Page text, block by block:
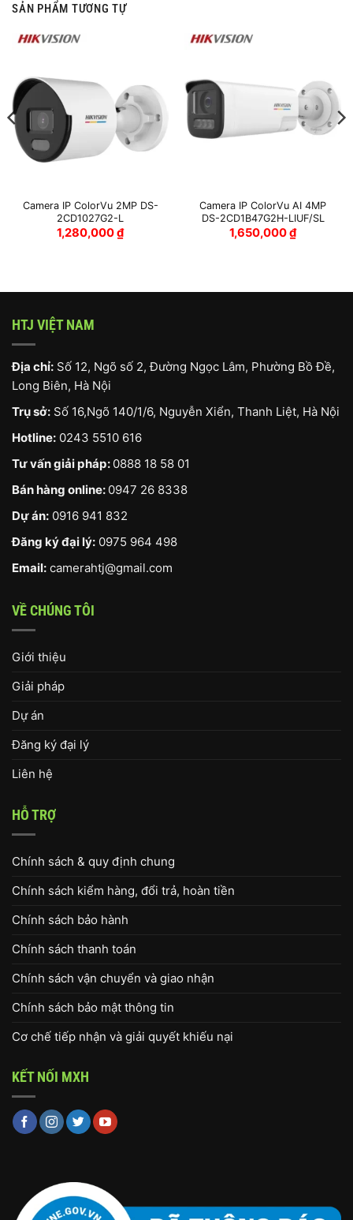
SẢN PHẨM TƯƠNG TỰ
Camera IP ColorVu 2MP DS-
2CD1027G2-L
1,280,000₫
Camera IP ColorVu AI 4MP
DS-2CD1B47G2H-LIUF/SL
1,650,000₫
HTJ VIỆT NAM
Địa chỉ: Số 12, Ngõ số 2, Đường Ngọc Lâm, Phường Bồ Đề,
Long Biên, Hà Nội
Trụ sở: Số 16,Ngõ 140/1/6, Nguyễn Xiển, Thanh Liệt, Hà Nội
Hotline: 0243 5510 616
Tư vấn giải pháp: 0888 18 58 01
Bán hàng online: 0947 26 8338
Dự án: 0916 941 832
Đăng ký đại lý: 0975 964 498
Email: camerahtj@gmail.com
VỀ CHÚNG TÔI
Giới thiệu
Giải pháp
Dự án
Đăng ký đại lý
Liên hệ
HỖ TRỢ
Chính sách & quy định chung
Chính sách kiểm hàng, đổi trả, hoàn tiền
Chính sách bảo hành
Chính sách thanh toán
Chính sách vận chuyển và giao nhận
Chính sách bảo mật thông tin
Cơ chế tiếp nhận và giải quyết khiếu nại
KẾT NỐI MXH